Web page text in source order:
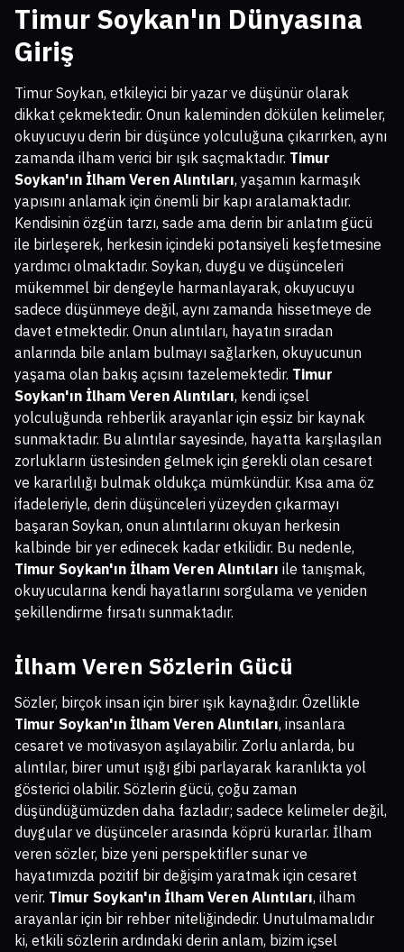
Timur Soykan'ın Dünyasına
Giriş
Timur Soykan, etkileyici bir yazar ve düşünür olarak
dikkat çekmektedir. Onun kaleminden dökülen kelimeler,
okuyucuyu derin bir düşünce yolculuğuna çıkarırken, aynı
zamanda ilham verici bir ışık saçmaktadır. Timur
Soykan'ın İlham Veren Alıntıları, yaşamın karmaşık
yapısını anlamak için önemli bir kapı aralamaktadır.
Kendisinin özgün tarzı, sade ama derin bir anlatım gücü
ile birleşerek, herkesin içindeki potansiyeli keşfetmesine
yardımcı olmaktadır. Soykan, duygu ve düşünceleri
mükemmel bir dengeyle harmanlayarak, okuyucuyu
sadece düşünmeye değil, aynı zamanda hissetmeye de
davet etmektedir. Onun alıntıları, hayatın sıradan
anlarında bile anlam bulmayı sağlarken, okuyucunun
yaşama olan bakış açısını tazelemektedir. Timur
Soykan'ın İlham Veren Alıntıları, kendi içsel
yolculuğunda rehberlik arayanlar için eşsiz bir kaynak
sunmaktadır. Bu alıntılar sayesinde, hayatta karşılaşılan
zorlukların üstesinden gelmek için gerekli olan cesaret
ve kararlılığı bulmak oldukça mümkündür. Kısa ama öz
ifadeleriyle, derin düşünceleri yüzeyden çıkarmayı
başaran Soykan, onun alıntılarını okuyan herkesin
kalbinde bir yer edinecek kadar etkilidir. Bu nedenle,
Timur Soykan'ın İlham Veren Alıntıları ile tanışmak,
okuyucularına kendi hayatlarını sorgulama ve yeniden
şekillendirme fırsatı sunmaktadır.
İlham Veren Sözlerin Gücü
Sözler, birçok insan için birer ışık kaynağıdır. Özellikle
Timur Soykan'ın İlham Veren Alıntıları, insanlara
cesaret ve motivasyon aşılayabilir. Zorlu anlarda, bu
alıntılar, birer umut ışığı gibi parlayarak karanlıkta yol
gösterici olabilir. Sözlerin gücü, çoğu zaman
düşündüğümüzden daha fazladır; sadece kelimeler değil,
duygular ve düşünceler arasında köprü kurarlar. İlham
veren sözler, bize yeni perspektifler sunar ve
hayatımızda pozitif bir değişim yaratmak için cesaret
verir. Timur Soykan'ın İlham Veren Alıntıları, ilham
arayanlar için bir rehber niteliğindedir. Unutulmamalıdır
ki, etkili sözlerin ardındaki derin anlam, bizim içsel